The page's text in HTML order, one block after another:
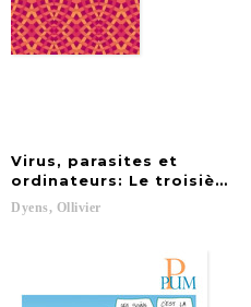
Virus, parasites et
ordinateurs: Le troisième
Dyens, Ollivier